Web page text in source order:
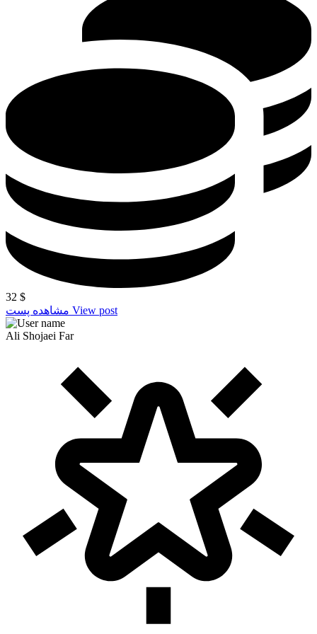
32 $
مشاهده پست View post
Ali Shojaei Far